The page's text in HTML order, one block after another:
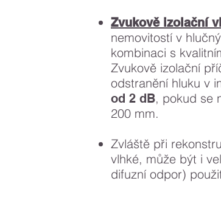
Zvukově izolační
nemovitostí v
kombinaci s
Zvukově izolační
odstranění hluku v
od 2 dB, pokud se
200 mm.
Zvláště při
vlhké, může být i
difuzní odpor)